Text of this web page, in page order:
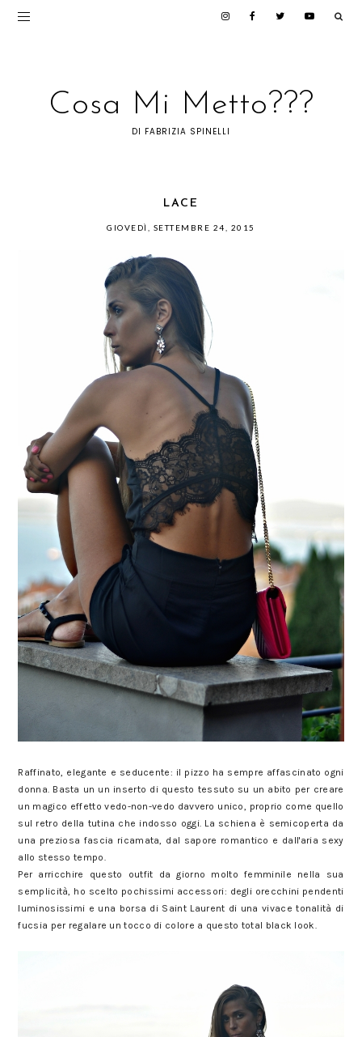
Cosa Mi Metto???
DI FABRIZIA SPINELLI
LACE
GIOVEDÌ, SETTEMBRE 24, 2015
Raffinato, elegante e seducente: il pizzo ha sempre affascinato ogni
donna. Basta un un inserto di questo tessuto su un abito per creare
un magico effetto vedo-non-vedo davvero unico, proprio come quello
sul retro della tutina che indosso oggi. La schiena è semicoperta da
una preziosa fascia ricamata, dal sapore romantico e dall'aria sexy
allo stesso tempo.
Per arricchire questo outfit da giorno molto femminile nella sua
semplicità, ho scelto pochissimi accessori: degli orecchini pendenti
luminosissimi e una borsa di Saint Laurent di una vivace tonalità di
fucsia per regalare un tocco di colore a questo total black look.